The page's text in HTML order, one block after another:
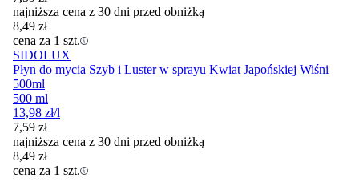
najniższa cena z 30 dni przed obniżką
8,49 zł
cena za 1 szt.
SIDOLUX
Płyn do mycia Szyb i Luster w sprayu Kwiat Japońskiej Wiśni
500ml
500 ml
13,98 zł/l
7,59 zł
najniższa cena z 30 dni przed obniżką
8,49 zł
cena za 1 szt.